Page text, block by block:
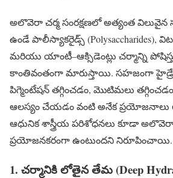
అలొవెరా చర్మ సంరక్షణలో అత్యంత విలువైన
ఉండే పాలీస్యాకరైడ్స్ (Polysaccharides),
మరియు యాంటీ–ఆక్సిడెంట్లు చర్మాన్ని
కాంతివంతంగా మారుస్తాయి. సహజంగా
పిగ్మెంటేషన్ తగ్గించడం, మొటిమలు
ఆలస్యం చేయడం వంటి అనేక
ఆధునిక శాస్త్రీయ పరిశోధనలు కూడా
ప్రయోజనకరంగా ఉంటుందని నిరూపించాయి.
1. చర్మానికి లోతైన తేమ (Deep